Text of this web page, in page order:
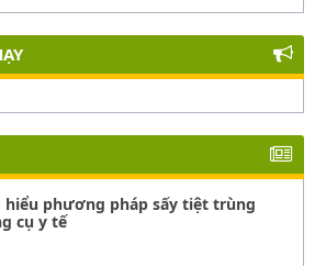
hiểu phương pháp sấy tiệt trùng
cụ y tế